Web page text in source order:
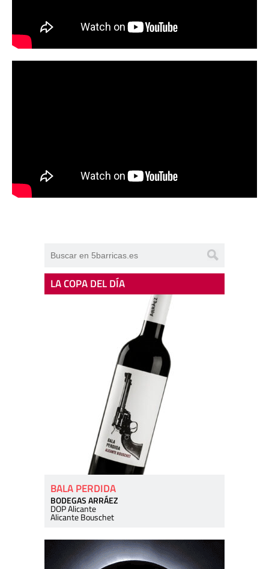
LA COPA DEL DÍA
BALA PERDIDA
BODEGAS ARRÁEZ
DOP Alicante
Alicante Bouschet